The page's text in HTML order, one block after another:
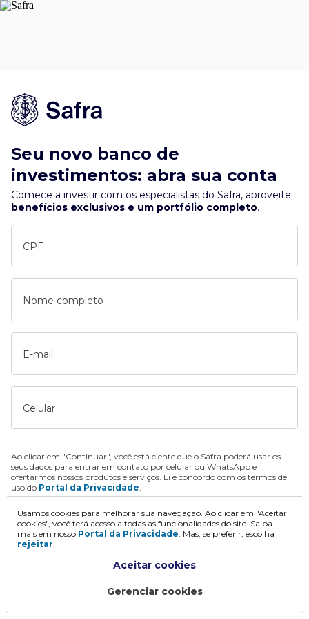
Seu novo banco de
investimentos: abra sua conta
Comece a investir com os especialistas do Safra, aproveite
benefícios exclusivos e um portfólio completo.
CPF
Nome completo
E-mail
Celular
Ao clicar em "Continuar", você está ciente que o Safra poderá usar os
seus dados para entrar em contato por celular ou WhatsApp e
ofertarmos nossos produtos e serviços. Li e concordo com os termos de
uso do Portal da Privacidade.
Continuar
Usamos cookies para melhorar sua navegação. Ao clicar em "Aceitar
cookies", você terá acesso a todas as funcionalidades do site. Saiba
mais em nosso Portal da Privacidade. Mas, se preferir, escolha
rejeitar.
Aceitar cookies
Gerenciar cookies